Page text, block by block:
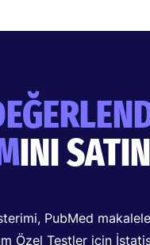
INI
PubMed
Özel Testler için